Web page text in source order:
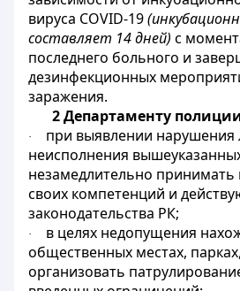
вируса COVID-19
составляет 14 дней) с
последнего больного и
дезинфекционных
заражения.
2 Департаменту
·
при выявлении нарушения
неисполнения
незамедлительно
своих компетенций и
законодательства РК;
·
в целях недопущения
общественных местах,
организовать